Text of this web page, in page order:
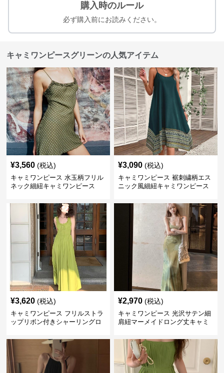
購入時のルール
必ず購入前にお読みください。
キャミワンピースグリーンの人気アイテム
¥3,560 (税込)
キャミワンピース 水玉柄フリル
ネック細紐キャミワンピース
¥3,090 (税込)
キャミワンピース 裾刺繍柄エス
ニック風細紐キャミワンピース
¥3,620 (税込)
キャミワンピース フリルストラ
ップリボン付きシャーリングロ
ン
¥2,970 (税込)
キャミワンピース 光沢サテン細
肩紐マーメイドロング丈キャミ